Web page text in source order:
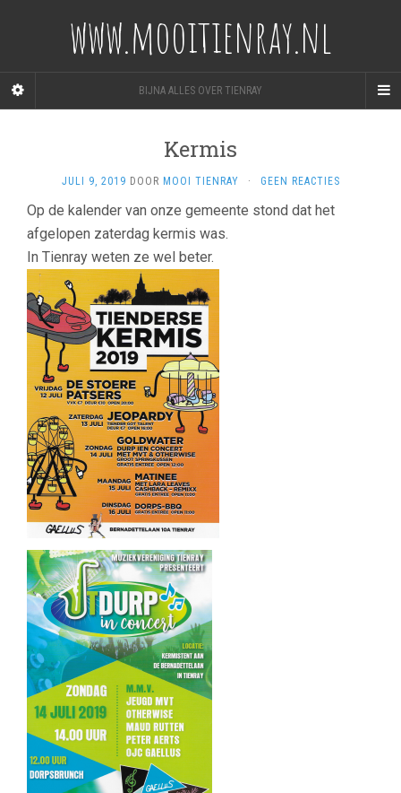
www.mooitienray.nl
BIJNA ALLES OVER TIENRAY
Kermis
JULI 9, 2019 DOOR MOOI TIENRAY · GEEN REACTIES
Op de kalender van onze gemeente stond dat het
afgelopen zaterdag kermis was.
In Tienray weten ze wel beter.